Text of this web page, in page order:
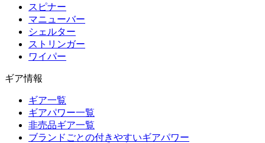
スピナー
マニューバー
シェルター
ストリンガー
ワイパー
ギア情報
ギア一覧
ギアパワー一覧
非売品ギア一覧
ブランドごとの付きやすいギアパワー